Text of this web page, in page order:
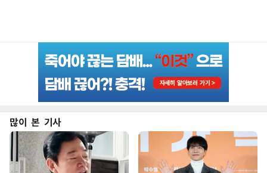
많이 본 기사